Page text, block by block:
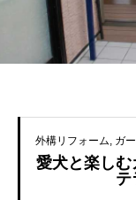
外構リフォーム ガ
愛犬と楽し
テ